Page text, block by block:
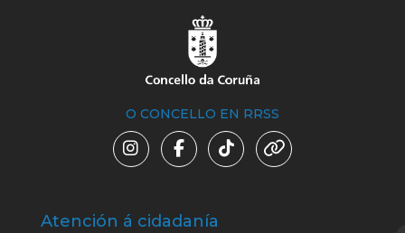
O CONCELLO EN RRSS
Atención á cidadanía